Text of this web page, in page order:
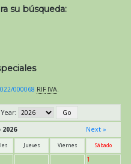
su búsqueda:
000068 RIF IVA
Year:
Next »
Jueves Viernes Sábado
1